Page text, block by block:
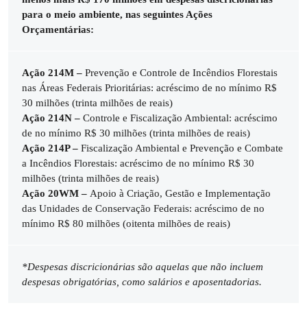
para o meio ambiente, nas seguintes Ações
Orçamentárias:
Ação 214M – Prevenção e Controle de Incêndios Florestais
nas Áreas Federais Prioritárias: acréscimo de no mínimo R$
30 milhões (trinta milhões de reais)
Ação 214N – Controle e Fiscalização Ambiental: acréscimo
de no mínimo R$ 30 milhões (trinta milhões de reais)
Ação 214P – Fiscalização Ambiental e Prevenção e Combate
a Incêndios Florestais: acréscimo de no mínimo R$ 30
milhões (trinta milhões de reais)
Ação 20WM – Apoio à Criação, Gestão e Implementação
das Unidades de Conservação Federais: acréscimo de no
mínimo R$ 80 milhões (oitenta milhões de reais)
*Despesas discricionárias são aquelas que não incluem
despesas obrigatórias, como salários e aposentadorias.